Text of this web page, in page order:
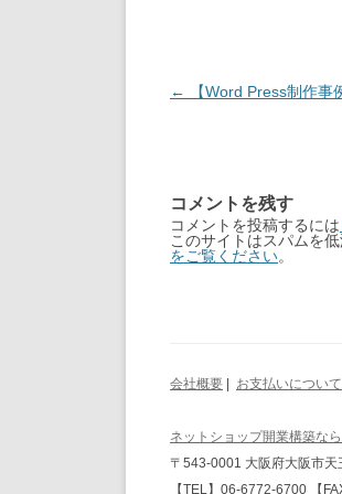
Post
← 【Word Press制作事
コメントを残す
コメントを投稿するには
このサイトはスパムを
をご覧ください。
会社概要 お支払いについて
ネットショップ開業構築な
〒543-0001 大阪府大阪市天
【TEL】06-6772-6700 【